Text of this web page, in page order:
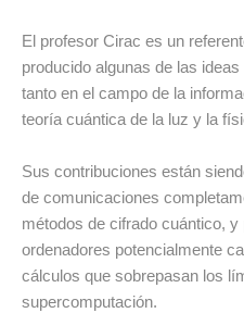
El profesor Cirac es un
producido algunas de las
tanto en el campo de la
teoría cuántica de la luz y la
Sus contribuciones están
de comunicaciones
métodos de cifrado cuántico,
ordenadores potencialmente
cálculos que sobrepasan los
supercomputación.